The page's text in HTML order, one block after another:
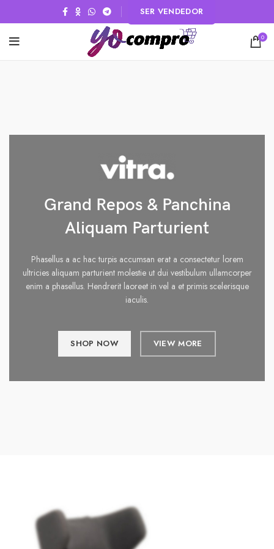
SER VENDEDOR
0
Grand Repos & Panchina
Aliquam Parturient
Phasellus a ac hac turpis accumsan erat a consectetur lorem
ultricies aliquam parturient molestie ut dui vestibulum ullamcorper
enim a phasellus. Hendrerit laoreet in vel a et primis scelerisque
iaculis.
SHOP NOW VIEW MORE